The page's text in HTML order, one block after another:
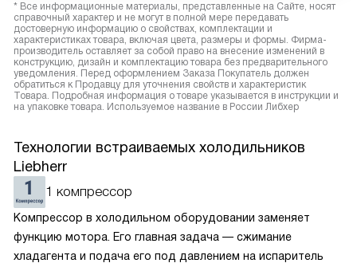
* Все информационные материалы, представленные на Сайте, носят
справочный характер и не могут в полной мере передавать
достоверную информацию о свойствах, комплектации и
характеристиках товара, включая цвета, размеры и формы. Фирма-
производитель оставляет за собой право на внесение изменений в
конструкцию, дизайн и комплектацию товара без предварительного
уведомления. Перед оформлением Заказа Покупатель должен
обратиться к Продавцу для уточнения свойств и характеристик
Товара. Подробная информация о товаре указывается в инструкции и
на упаковке товара. Используемое название в России Либхер
Технологии встраиваемых холодильников
Liebherr
1 компрессор
Компрессор в холодильном оборудовании заменяет
функцию мотора. Его главная задача — сжимание
хладагента и подача его под давлением на испаритель